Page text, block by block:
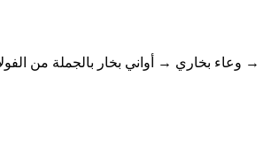
→ وعاء بخاري → أواني بخار بالجملة من الفولاذ المقاوم للصدأ 304